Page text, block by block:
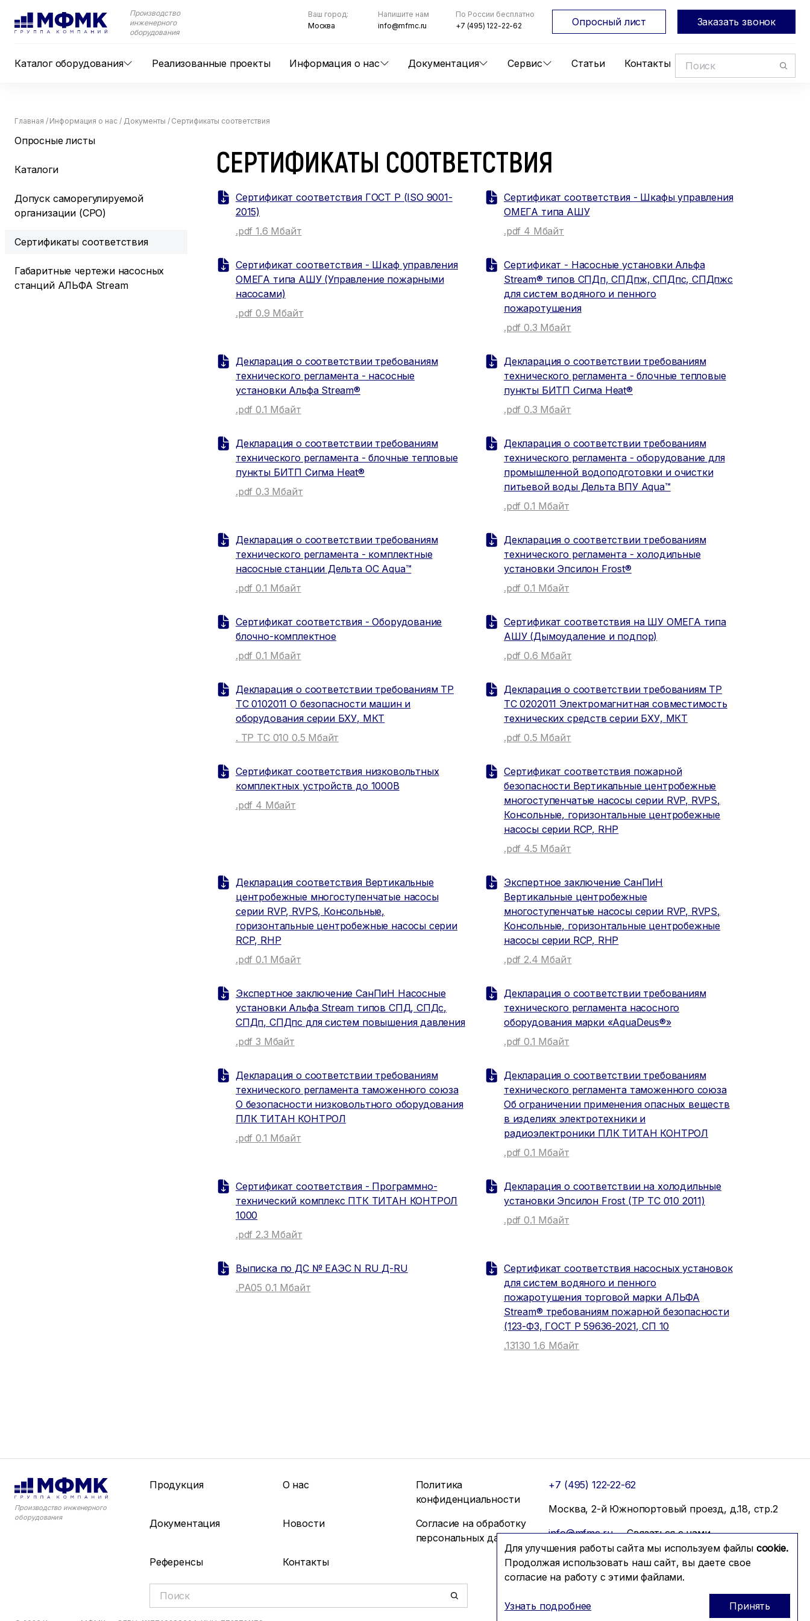
Производство
инженерного
оборудования
Каталог оборудования Реализованные проекты Информация о нас Документация Сервис Статьи Контакты
Ваш город:
Москва
Напишите нам
info@mfmc.ru
По России бесплатно
+7 (495) 122-22-62
Опросный лист Заказать звонок
Главная / Информация о нас / Документы / Сертификаты соответствия
Опросные листы
Каталоги
Допуск саморегулируемой
организации (СРО)
Сертификаты соответствия
Габаритные чертежи насосных
станций АЛЬФА Stream
СЕРТИФИКАТЫ СООТВЕТСТВИЯ
Сертификат соответствия ГОСТ Р (ISO 9001-
2015)
.pdf 1.6 Мбайт
Сертификат соответствия - Шкафы управления
ОМЕГА типа АШУ
.pdf 4 Мбайт
Сертификат соответствия - Шкаф управления
ОМЕГА типа АШУ (Управление пожарными
насосами)
.pdf 0.9 Мбайт
Сертификат - Насосные установки Альфа
Stream® типов СПДп, СПДпж, СПДпс, СПДпжс
для систем водяного и пенного
пожаротушения
.pdf 0.3 Мбайт
Декларация о соответствии требованиям
технического регламента - насосные
установки Альфа Stream®
.pdf 0.1 Мбайт
Декларация о соответствии требованиям
технического регламента - блочные тепловые
пункты БИТП Сигма Heat®
.pdf 0.3 Мбайт
Декларация о соответствии требованиям
технического регламента - блочные тепловые
пункты БИТП Сигма Heat®
.pdf 0.3 Мбайт
Декларация о соответствии требованиям
технического регламента - оборудование для
промышленной водоподготовки и очистки
питьевой воды Дельта ВПУ Aqua™
.pdf 0.1 Мбайт
Декларация о соответствии требованиям
технического регламента - комплектные
насосные станции Дельта ОС Aqua™
.pdf 0.1 Мбайт
Декларация о соответствии требованиям
технического регламента - холодильные
установки Эпсилон Frost®
.pdf 0.1 Мбайт
Сертификат соответствия - Оборудование
блочно-комплектное
.pdf 0.1 Мбайт
Сертификат соответствия на ШУ ОМЕГА типа
АШУ (Дымоудаление и подпор)
.pdf 0.6 Мбайт
Декларация о соответствии требованиям ТР
ТС 0102011 О безопасности машин и
оборудования серии БХУ, МКТ
. ТР ТС 010 0.5 Мбайт
Декларация о соответствии требованиям ТР
ТС 0202011 Электромагнитная совместимость
технических средств серии БХУ, МКТ
.pdf 0.5 Мбайт
Сертификат соответствия низковольтных
комплектных устройств до 1000В
.pdf 4 Мбайт
Сертификат соответствия пожарной
безопасности Вертикальные центробежные
многоступенчатые насосы серии RVP, RVPS,
Консольные, горизонтальные центробежные
насосы серии RСP, RHP
.pdf 4.5 Мбайт
Декларация соответствия Вертикальные
центробежные многоступенчатые насосы
серии RVP, RVPS, Консольные,
горизонтальные центробежные насосы серии
RСP, RHP
.pdf 0.1 Мбайт
Экспертное заключение СанПиН
Вертикальные центробежные
многоступенчатые насосы серии RVP, RVPS,
Консольные, горизонтальные центробежные
насосы серии RСP, RHP
.pdf 2.4 Мбайт
Экспертное заключение СанПиН Насосные
установки Альфа Stream типов СПД, СПДс,
СПДп, СПДпс для систем повышения давления
.pdf 3 Мбайт
Декларация о соответствии требованиям
технического регламента насосного
оборудования марки «AquaDeus®»
.pdf 0.1 Мбайт
Декларация о соответствии требованиям
технического регламента таможенного союза
О безопасности низковольтного оборудования
ПЛК ТИТАН КОНТРОЛ
.pdf 0.1 Мбайт
Декларация о соответствии требованиям
технического регламента таможенного союза
Об ограничении применения опасных веществ
в изделиях электротехники и
радиоэлектроники ПЛК ТИТАН КОНТРОЛ
.pdf 0.1 Мбайт
Сертификат соответствия - Программно-
технический комплекс ПТК ТИТАН КОНТРОЛ
1000
.pdf 2.3 Мбайт
Декларация о соответствии на холодильные
установки Эпсилон Frost (ТР ТС 010 2011)
.pdf 0.1 Мбайт
Выписка по ДС № ЕАЭС N RU Д-RU
.РА05 0.1 Мбайт
Сертификат соответствия насосных установок
для систем водяного и пенного
пожаротушения торговой марки АЛЬФА
Stream® требованиям пожарной безопасности
(123-ФЗ, ГОСТ Р 59636-2021, СП 10
.13130 1.6 Мбайт
Для улучшения работы сайта мы используем файлы cookie.
Продолжая использовать наш сайт, вы даете свое
согласие на работу с этими файлами.
Узнать подробнее Принять
Производство инженерного
оборудования
Продукция О нас
Политика
конфиденциальности
Документация
Новости
Согласие на обработку
персональных данных
Референсы
Контакты
+7 (495) 122-22-62
Москва, 2-й Южнопортовый проезд, д.18, стр.2
info@mfmc.ru
Связаться с нами